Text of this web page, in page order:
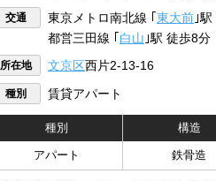
交通 東京メトロ南北線 ｢ 東大前 ｣
都営三田線 ｢ 白山 ｣駅 徒歩8分
所在地 文京区西片2-13-16
種別 賃貸アパート
種別 構造
アパート 鉄骨造